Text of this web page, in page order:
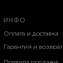
ИНФО
Оплата и доставка
Гарантия и возврат